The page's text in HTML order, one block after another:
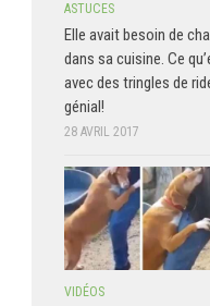
ASTUCES
Elle avait besoin de
dans sa cuisine. Ce
avec des tringles de
génial!
28 AVRIL 2017
VIDÉOS